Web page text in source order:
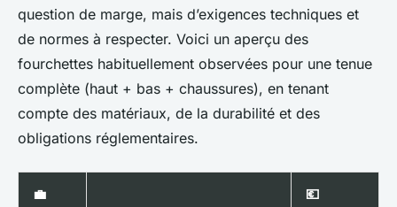
question de marge, mais d’exigences techniques et
de normes à respecter. Voici un aperçu des
fourchettes habituellement observées pour une tenue
complète (haut + bas + chaussures), en tenant
compte des matériaux, de la durabilité et des
obligations réglementaires.
💼
💶